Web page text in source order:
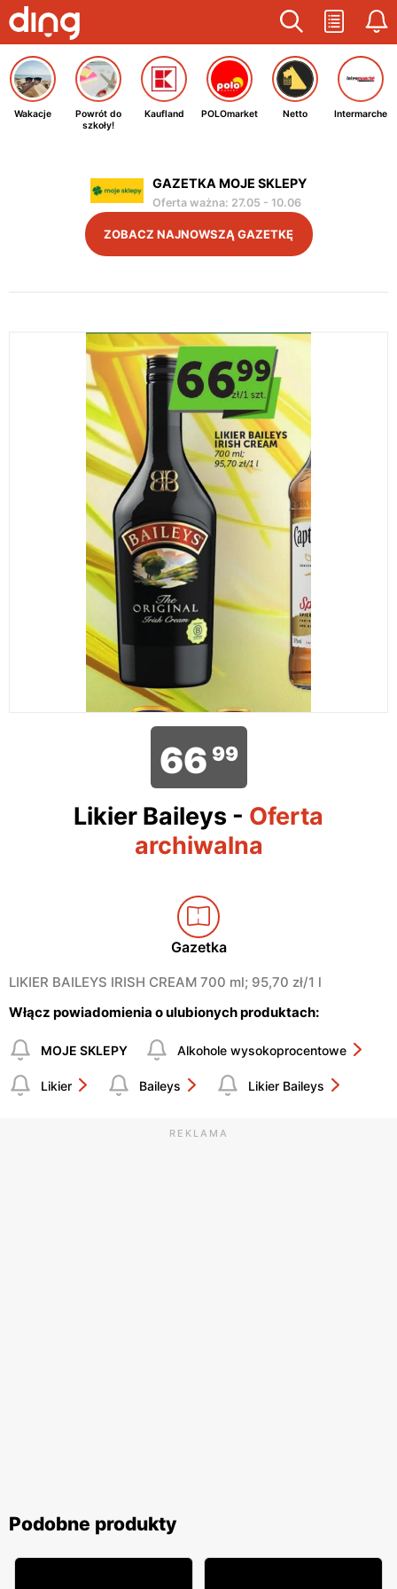
Wakacje
Powrót do
szkoły!
Kaufland POLOmarket Netto Intermarche
GAZETKA MOJE SKLEPY
Oferta ważna: 27.05 - 10.06
ZOBACZ NAJNOWSZĄ GAZETKĘ
66 99
Likier Baileys - Oferta
archiwalna
Gazetka
LIKIER BAILEYS IRISH CREAM 700 ml; 95,70 zł/1 l
Włącz powiadomienia o ulubionych produktach:
MOJE SKLEPY Alkohole wysokoprocentowe
Likier Baileys Likier Baileys
REKLAMA
Podobne produkty